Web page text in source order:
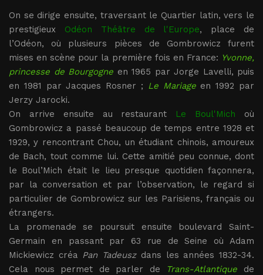
On se dirige ensuite, traversant le Quartier latin, vers le
prestigieux Odéon Théâtre de l'Europe, place de
l’Odéon, où plusieurs pièces de Gombrowicz furent
mises en scène pour la première fois en France: Yvonne,
princesse de Bourgogne en 1965 par Jorge Lavelli, puis
en 1981 par Jacques Rosner ; Le Mariageen 1992 par
Jerzy Jarocki.
On arrive ensuite au restaurant Le Boul'Mich où
Gombrowicz a passé beaucoup de temps entre 1928 et
1929, y rencontrant Chou, un étudiant chinois, amoureux
de Bach, tout comme lui. Cette amitié peu connue, dont
le Boul’Mich était le lieu presque quotidien façonnera,
par la conversation et par l’observation, le regard si
particulier de Gombrowicz sur les Parisiens, français ou
étrangers.
La promenade se poursuit ensuite boulevard Saint-
Germain en passant par 63 rue de Seine où Adam
Mickiewicz créa Pan Tadeuszdans les années 1832-34.
Cela nous permet de parler de
Trans-Atlantique de